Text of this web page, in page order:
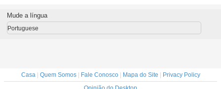
1000424916 boa
qualidade
Mude a língua
Portuguese
Casa| Quem Somos| Fale Conosco| Mapa do Site
Privacy Policy